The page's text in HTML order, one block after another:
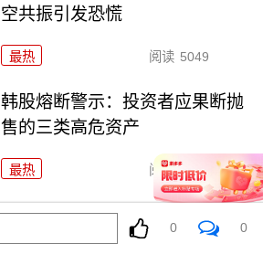
空共振引发恐慌
最热 阅读 5049
韩股熔断警示：投资者应果断抛
售的三类高危资产
最热 阅读 3784
海峡交火引爆油价：全球能源市
场的深度震荡
0 0